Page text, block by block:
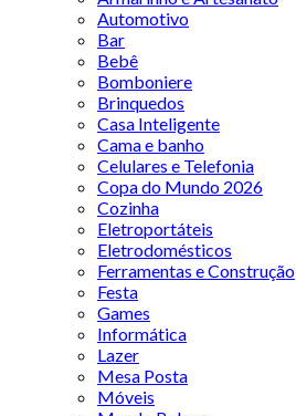
Automotivo
Bar
Bebê
Bomboniere
Brinquedos
Casa Inteligente
Cama e banho
Celulares e Telefonia
Copa do Mundo 2026
Cozinha
Eletroportáteis
Eletrodomésticos
Ferramentas e Construção
Festa
Games
Informática
Lazer
Mesa Posta
Móveis